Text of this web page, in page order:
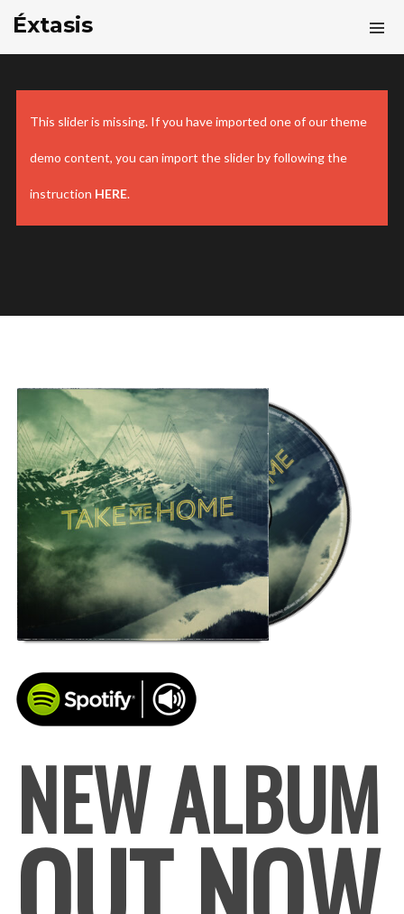
Éxtasis
This slider is missing. If you have imported one of our theme
demo content, you can import the slider by following the
instruction HERE.
NEW ALBUM